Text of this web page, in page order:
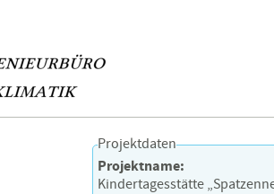
Projektdaten
Projektname:
Kindertagesstätte